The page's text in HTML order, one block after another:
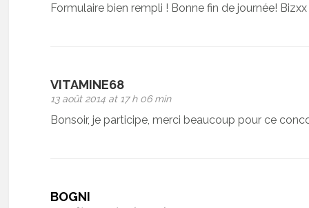
Formulaire bien rempli ! Bonne fin de journée! Bizxx
VITAMINE68
13 août 2014 at 17 h 06 min
Bonsoir, je participe, merci beaucoup pour ce
BOGNI